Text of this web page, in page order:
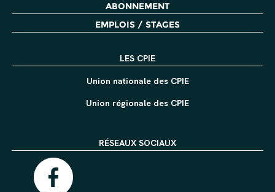
ABONNEMENT
EMPLOIS / STAGES
LES CPIE
Union nationale des CPIE
Union régionale des CPIE
RÉSEAUX SOCIAUX